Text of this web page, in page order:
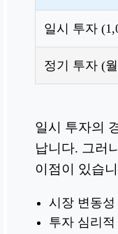
일시 투자
정기 투자 (
일시 투자의
납니다. 그러
이점이 있습
시장 변동
투자 심리